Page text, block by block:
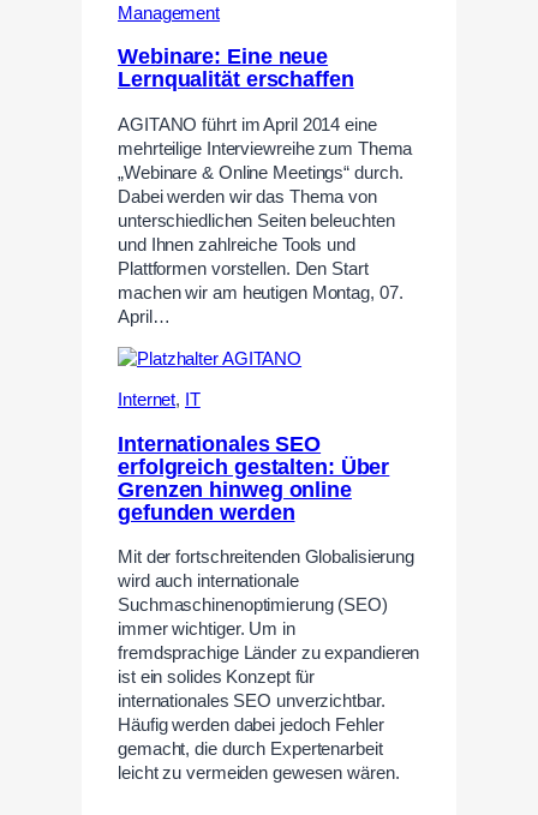
Management
Webinare: Eine neue
Lernqualität erschaffen
AGITANO führt im April 2014 eine
mehrteilige Interviewreihe zum Thema
„Webinare & Online Meetings“ durch.
Dabei werden wir das Thema von
unterschiedlichen Seiten beleuchten
und Ihnen zahlreiche Tools und
Plattformen vorstellen. Den Start
machen wir am heutigen Montag, 07.
April…
Internet, IT
Internationales SEO
erfolgreich gestalten: Über
Grenzen hinweg online
gefunden werden
Mit der fortschreitenden Globalisierung
wird auch internationale
Suchmaschinenoptimierung (SEO)
immer wichtiger. Um in
fremdsprachige Länder zu expandieren
ist ein solides Konzept für
internationales SEO unverzichtbar.
Häufig werden dabei jedoch Fehler
gemacht, die durch Expertenarbeit
leicht zu vermeiden gewesen wären.